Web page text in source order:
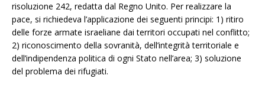
risoluzione 242, redatta dal Regno Unito. Per realizzare la
pace, si richiedeva l’applicazione dei seguenti principi: 1) ritiro
delle forze armate israeliane dai territori occupati nel conflitto;
2) riconoscimento della sovranità, dell’integrità territoriale e
dell’indipendenza politica di ogni Stato nell’area; 3) soluzione
del problema dei rifugiati.